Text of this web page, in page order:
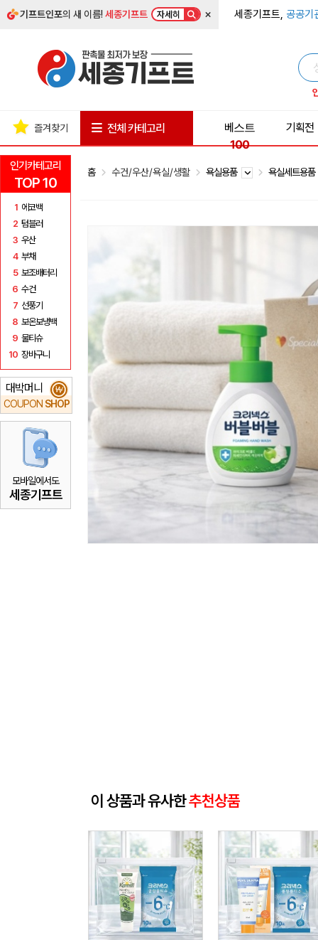
기프트인포의 새 이름!세종기프트 자세히 × 세종기프트, 공공기
인기카테고리
TOP 10
1 에코백
2 텀블러
3 우산
4 부채
5 보조배터리
6 수건
7 선풍기
8 보온보냉백
9 물티슈
10 장바구니
대박머니
COUPON SHOP
₩
모바일에서도
세종기프트
즐겨찾기 전체 카테고리
베스트
100
기획전
홈 수건/우산/욕실/생활 욕실용품 욕실세트용
이 상품과 유사한추천상품